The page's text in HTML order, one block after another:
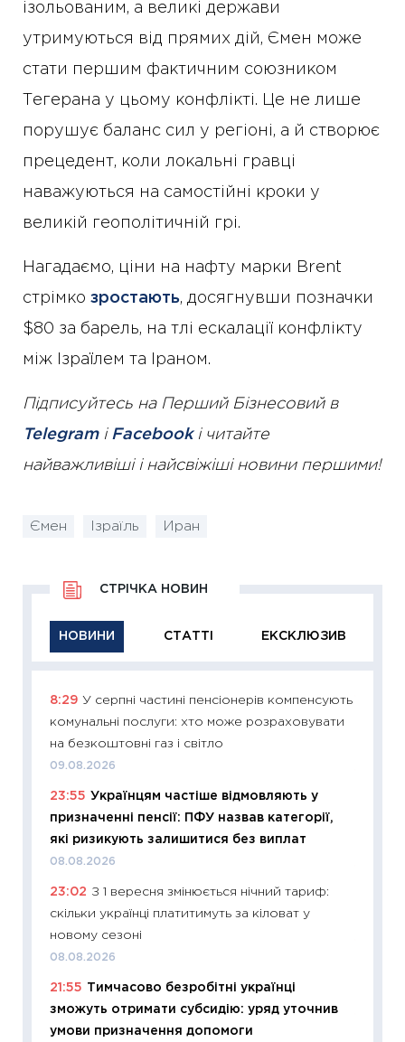
ізольованим, а великі держави
утримуються від прямих дій, Ємен може
стати першим фактичним союзником
Тегерана у цьому конфлікті. Це не лише
порушує баланс сил у регіоні, а й створює
прецедент, коли локальні гравці
наважуються на самостійні кроки у
великій геополітичній грі.
Нагадаємо, ціни на нафту марки Brent
стрімко зростають, досягнувши позначки
$80 за барель, на тлі ескалації конфлікту
між Ізраїлем та Іраном.
Підписуйтесь на Перший Бізнесовий в
Telegramі Facebookі читайте
найважливіші і найсвіжіші новини першими!
Ємен Ізраїль Иран
НОВИНИ СТАТТІ ЕКСКЛЮЗИВ
СТРІЧКА НОВИН
8:29 У серпні частині пенсіонерів компенсують
комунальні послуги: хто може розраховувати
на безкоштовні газ і світло
09.08.2026
23:55 Українцям частіше відмовляють у
призначенні пенсії: ПФУ назвав категорії,
які ризикують залишитися без виплат
08.08.2026
23:02 З 1 вересня змінюється нічний тариф:
скільки українці платитимуть за кіловат у
новому сезоні
08.08.2026
21:55
Тимчасово безробітні українці
зможуть отримати субсидію: уряд уточнив
умови призначення допомоги